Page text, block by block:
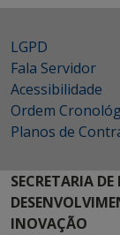
LGPD
Fala Servidor
Acessibilidade
Ordem
Planos de
SECRETARIA
INOVAÇÃO